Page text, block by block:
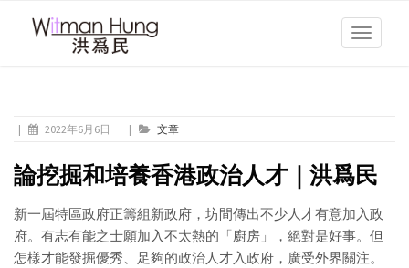
Toggle
| 2022年6月6日 | 文章
論挖掘和培養香港政治人才｜洪爲民
新一屆特區政府正籌組新政府，坊間傳出不少人才有意加入政
府。有志有能之士願加入不太熱的「廚房」，絕對是好事。但
怎樣才能發掘優秀、足夠的政治人才入政府，廣受外界關注。